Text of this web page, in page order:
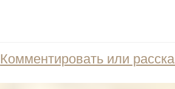
Комментировать или